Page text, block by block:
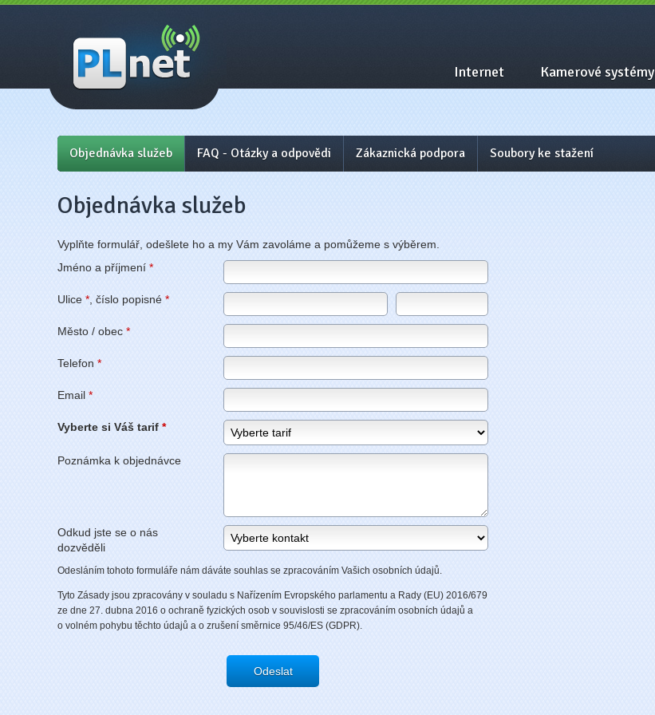
Internet Kamerové systémy
Objednávka služeb FAQ - Otázky a odpovědi Zákaznická podpora Soubory ke stažení
Objednávka služeb
Vyplňte formulář, odešlete ho a my Vám zavoláme a pomůžeme s výběrem.
Jméno a příjmení *
Ulice * , číslo popisné *
Město / obec *
Telefon *
Email *
Vyberte si Váš tarif *
Poznámka k objednávce
Odkud jste se o nás
dozvěděli
Odesláním tohoto formuláře nám dáváte souhlas se zpracováním Vašich osobních údajů.
Tyto Zásady jsou zpracovány v souladu s Nařízením Evropského parlamentu a Rady (EU) 2016/679
ze dne 27. dubna 2016 o ochraně fyzických osob v souvislosti se zpracováním osobních údajů a
o volném pohybu těchto údajů a o zrušení směrnice 95/46/ES (GDPR).
Odeslat